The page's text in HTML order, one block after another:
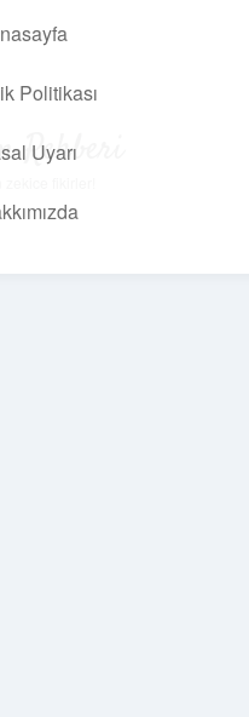
Politikası
Uyarı
Rehberi